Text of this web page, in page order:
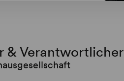
& Verantwortlicher